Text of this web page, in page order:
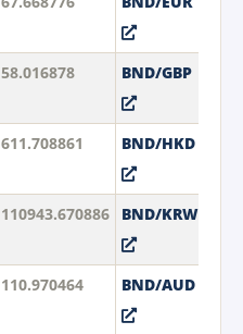
58.016878 BND/GBP
611.708861 BND/HKD
110943.670886 BND/KRW
110.970464 BND/AUD